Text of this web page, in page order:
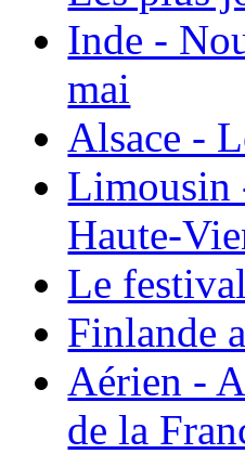
Inde -
mai
Alsace -
Limousin
Haute-
Le
Finlande
Aérien -
de la